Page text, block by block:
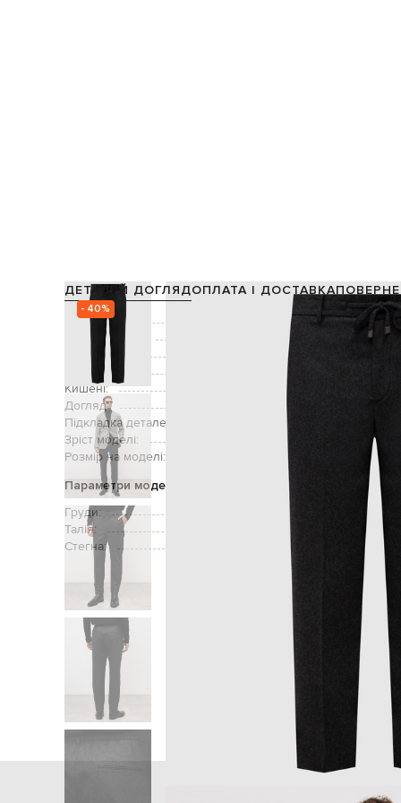
- 40%
ДЕТАЛІ Й ДОГЛЯДОПЛАТА І ДОСТАВКА
Склад:
63% вовна, 30%
Виробництво:
Колір:
Застібка:
Кишені:
Догляд:
Підкладка деталей:
Зріст моделі:
Розмір на моделі:
Параметри моделі
Груди:
Талія:
Стегна: